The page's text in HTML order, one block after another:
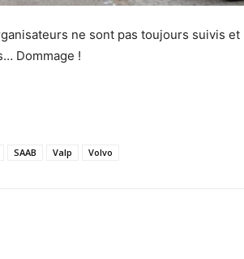
ne sont pas toujours suivis et
Dommage !
SAAB Valp Volvo